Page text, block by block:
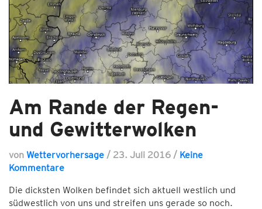
Am Rande der Regen-
und Gewitterwolken
von Wettervorhersage / 23. Juli 2016 / Keine
Kommentare
Die dicksten Wolken befindet sich aktuell westlich und
südwestlich von uns und streifen uns gerade so noch.